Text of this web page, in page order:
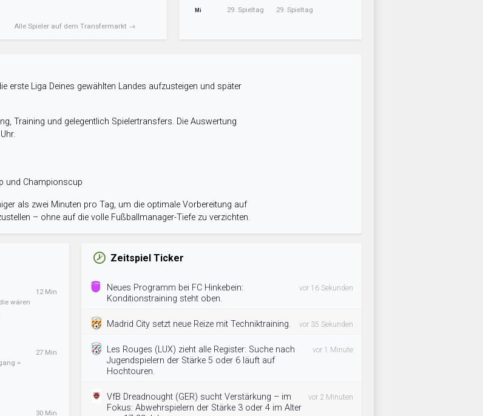
Alle Spieler auf dem Transfermarkt →
Mi 29. Spieltag
29. Spieltag
erste Liga Deines gewählten Landes aufzusteigen und später
Training und gelegentlich Spielertransfers. Die Auswertung
und Championscup
als zwei Minuten pro Tag, um die optimale Vorbereitung auf
– ohne auf die volle Fußballmanager-Tiefe zu verzichten.
wären
12 Min
=
27 Min
30 Min
Zeitspiel Ticker
Neues Programm bei FC Hinkebein:
Konditionstraining steht oben.
vor 16 Sekunden
Madrid City setzt neue Reize mit Techniktraining. vor 35 Sekunden
Les Rouges (LUX) zieht alle Register: Suche nach
Jugendspielern der Stärke 5 oder 6 läuft auf
Hochtouren.
vor 1 Minute
VfB Dreadnought (GER) sucht Verstärkung – im
Fokus: Abwehrspielern der Stärke 3 oder 4 im Alter
vor 2 Minuten